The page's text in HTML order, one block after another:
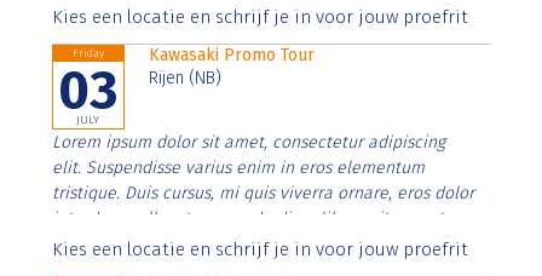
Aenean faucibus nibh et justo cursus id rutrum lorem
Kies een locatie en schrijf je in voor jouw proefrit
Friday
03
JULY
Kawasaki Promo Tour
Rijen (NB)
Lorem ipsum dolor sit amet, consectetur adipiscing
elit. Suspendisse varius enim in eros elementum
tristique. Duis cursus, mi quis viverra ornare, eros dolor
interdum nulla, ut commodo diam libero vitae erat.
Aenean faucibus nibh et justo cursus id rutrum lorem
Kies een locatie en schrijf je in voor jouw proefrit